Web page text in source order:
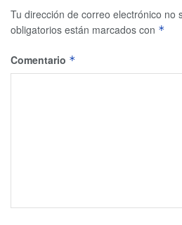
Tu dirección de correo electrónico no
obligatorios están marcados con *
Comentario *